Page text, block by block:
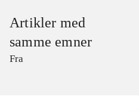
Artikler med
samme emner
Fra